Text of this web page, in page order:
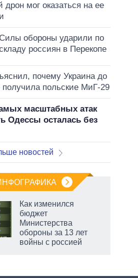
дрон мог оказаться на ее
Силы обороны ударили по
россиян в Перекопе
почему Украина до
получила польские МиГ-29
масштабных атак
Одессы осталась без
новостей
Как изменился
бюджет
Министерства
обороны за 13 лет
войны с россией